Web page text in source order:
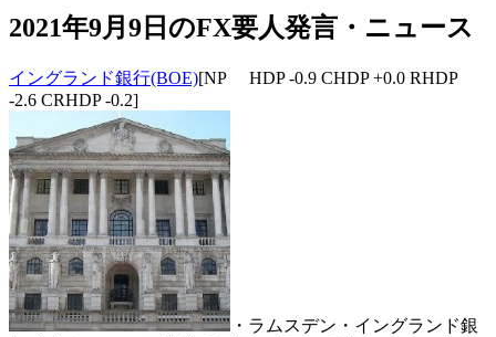
2021年9月9日のFX要人発言・ニュース
イングランド銀行(BOE)[NP HDP -0.9 CHDP +0.0 RHDP
-2.6 CRHDP -0.2]
・ラムスデン・イングランド銀